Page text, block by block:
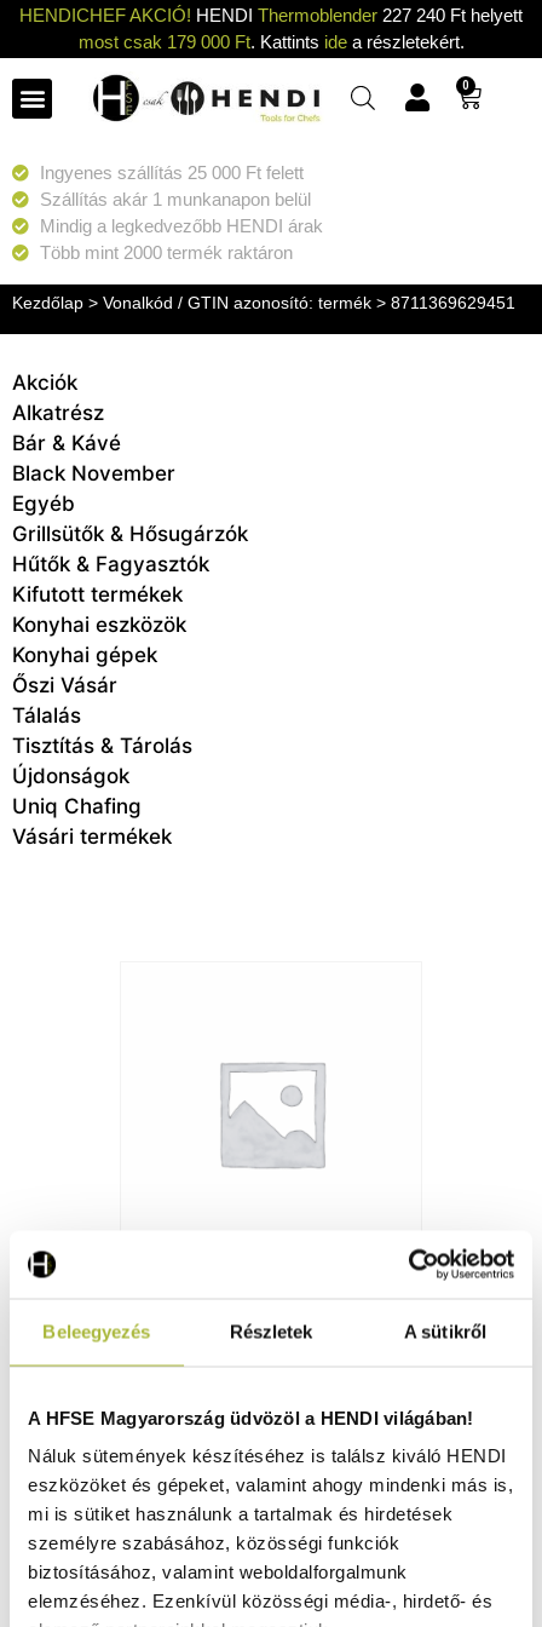
Beleegyezés Részletek A sütikről
A HFSE Magyarország üdvözöl a HENDI világában!
Náluk sütemények készítéséhez is találsz kiváló HENDI
eszközöket és gépeket, valamint ahogy mindenki más is,
mi is sütiket használunk a tartalmak és hirdetések
személyre szabásához, közösségi funkciók
biztosításához, valamint weboldalforgalmunk
elemzéséhez. Ezenkívül közösségi média-, hirdető- és
HENDICHEF AKCIÓ! HENDI Thermoblender 227 240 Ft helyett
most csak 179 000 Ft. Kattints idea részletekért.
0
Ingyenes szállítás 25 000 Ft felett
Szállítás akár 1 munkanapon belül
Mindig a legkedvezőbb HENDI árak
Több mint 2000 termék raktáron
Kezdőlap > Vonalkód / GTIN azonosító: termék > 8711369629451
Akciók
Alkatrész
Bár & Kávé
Black November
Egyéb
Grillsütők & Hősugárzók
Hűtők & Fagyasztók
Kifutott termékek
Konyhai eszközök
Konyhai gépek
Őszi Vásár
Tálalás
Tisztítás & Tárolás
Újdonságok
Uniq Chafing
Vásári termékek
8.500Ft
(6.693Ft+ ÁFA)
KOSÁRBA